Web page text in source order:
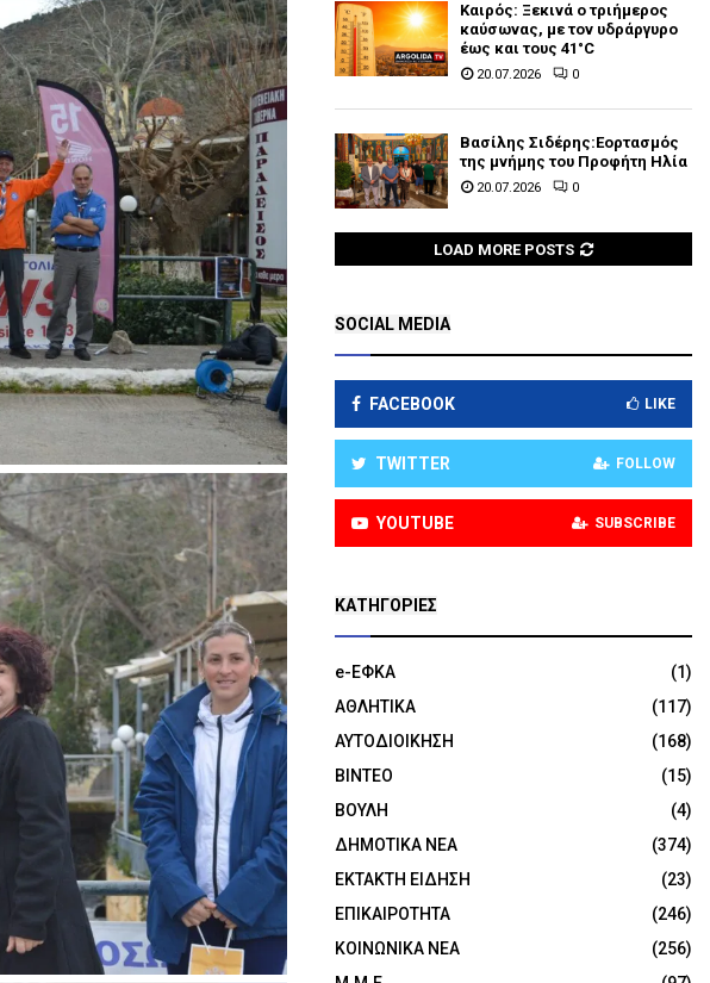
Καιρός: Ξεκινά ο τριήμερος
καύσωνας, με τον υδράργυρο
έως και τους 41°C
20.07.2026 0
Βασίλης Σιδέρης:Εορτασμός
της μνήμης του Προφήτη Ηλία
20.07.2026 0
LOAD MORE POSTS
SOCIAL MEDIA
FACEBOOK LIKE
TWITTER FOLLOW
YOUTUBE SUBSCRIBE
KΑΤΗΓΟΡΊΕΣ
e-ΕΦΚΑ
(1)
ΑΘΛΗΤΙΚΑ
(117)
ΑΥΤΟΔΙΟΙΚΗΣΗ
(168)
ΒΙΝΤΕΟ
(15)
ΒΟΥΛΗ
(4)
ΔΗΜΟΤΙΚΑ ΝΕΑ
(374)
ΕΚΤΑΚΤΗ ΕΙΔΗΣΗ
(23)
ΕΠΙΚΑΙΡΟΤΗΤΑ
(246)
ΚΟΙΝΩΝΙΚΑ ΝΕΑ
(256)